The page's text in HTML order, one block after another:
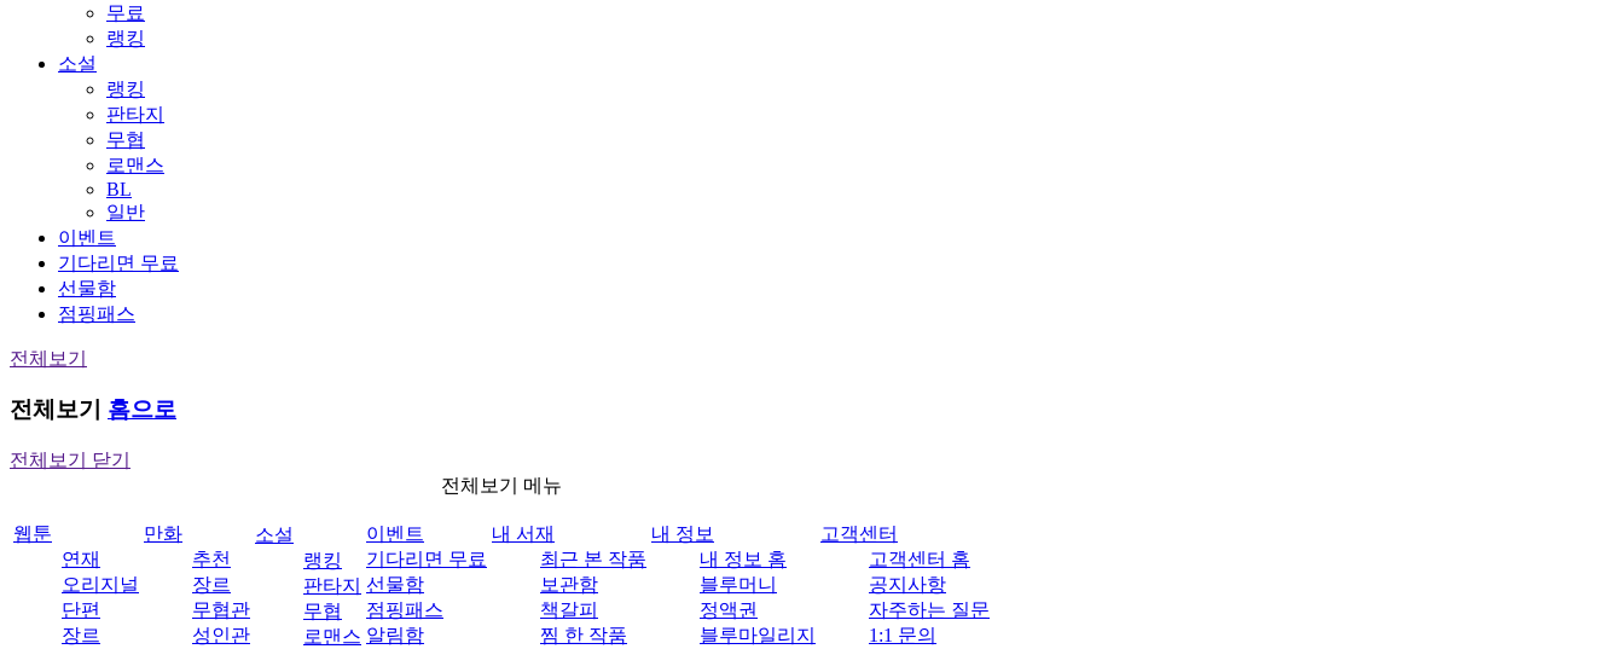
무료
랭킹
소설
랭킹
판타지
무협
로맨스
BL
일반
이벤트
기다리면 무료
선물함
점핑패스
전체보기
전체보기 홈으로
전체보기 닫기
전체보기 메뉴
웹툰
연재
오리지널
단편
장르
만화
추천
장르
무협관
성인관
소설
랭킹
판타지
무협
로맨스
이벤트
기다리면 무료
선물함
점핑패스
알림함
내 서재
최근 본 작품
보관함
책갈피
찜 한 작품
내 정보
내 정보 홈
블루머니
정액권
블루마일리지
고객센터
고객센터 홈
공지사항
자주하는 질문
1:1 문의